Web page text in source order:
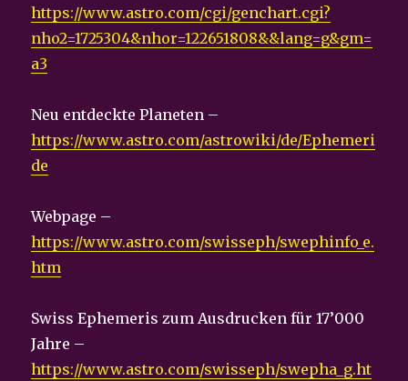
https://www.astro.com/cgi/genchart.cgi?
nho2=1725304&nhor=122651808&&lang=g&gm=
a3
Neu entdeckte Planeten –
https://www.astro.com/astrowiki/de/Ephemeri
de
Webpage –
https://www.astro.com/swisseph/swephinfo_e.
htm
Swiss Ephemeris zum Ausdrucken für 17’000
Jahre –
https://www.astro.com/swisseph/swepha_g.ht